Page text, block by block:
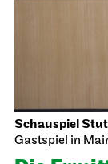
Schauspiel
Gastspiel in